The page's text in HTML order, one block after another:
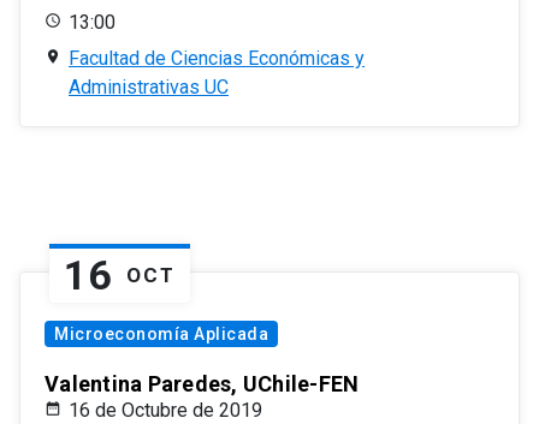
13:00
Facultad de Ciencias Económicas y
Administrativas UC
16 OCT
Microeconomía Aplicada
Valentina Paredes, UChile-FEN
16 de Octubre de 2019